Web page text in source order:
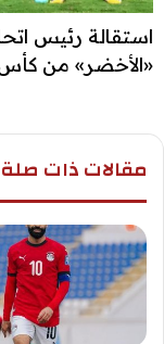
استقالة رئيس
«الأخضر» من كأس
مقالات ذات صلة